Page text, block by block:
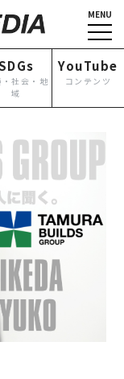
MENU
・社会・地
域
YouTube
コンテンツ
社概要
セージ
グループ